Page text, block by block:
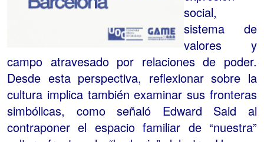
social,
sistema de
valores y
campo atravesado por relaciones de poder.
Desde esta perspectiva, reflexionar sobre la
cultura implica también examinar sus fronteras
simbólicas, como señaló Edward Said al
contraponer el espacio familiar de “nuestra”